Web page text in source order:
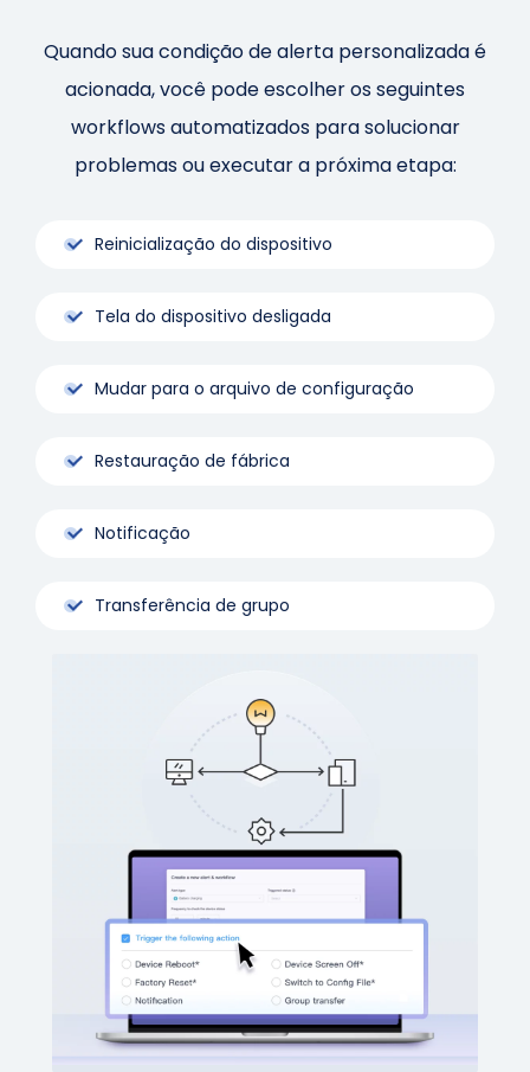
Quando sua condição de alerta personalizada é
acionada, você pode escolher os seguintes
workflows automatizados para solucionar
problemas ou executar a próxima etapa:
Reinicialização do dispositivo
Tela do dispositivo desligada
Mudar para o arquivo de configuração
Restauração de fábrica
Notificação
Transferência de grupo